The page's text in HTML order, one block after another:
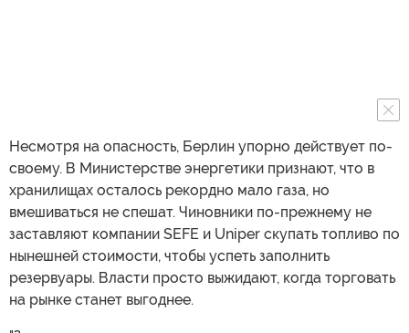
Несмотря на опасность, Берлин упорно действует по-
своему. В Министерстве энергетики признают, что в
хранилищах осталось рекордно мало газа, но
вмешиваться не спешат. Чиновники по-прежнему не
заставляют компании SEFE и Uniper скупать топливо по
нынешней стоимости, чтобы успеть заполнить
резервуары. Власти просто выжидают, когда торговать
на рынке станет выгоднее.